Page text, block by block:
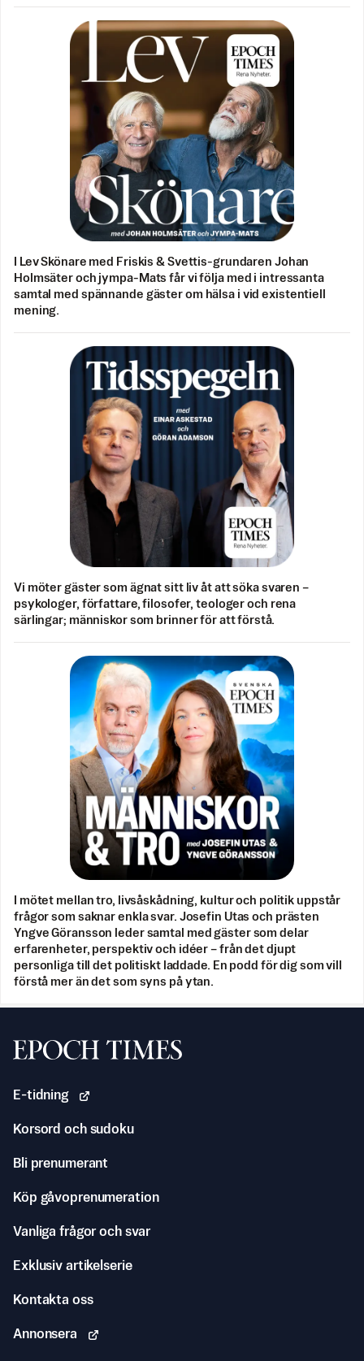
I Lev Skönare med Friskis & Svettis-grundaren Johan
Holmsäter och jympa-Mats får vi följa med i intressanta
samtal med spännande gäster om hälsa i vid existentiell
mening.
Vi möter gäster som ägnat sitt liv åt att söka svaren –
psykologer, författare, filosofer, teologer och rena
särlingar; människor som brinner för att förstå.
I mötet mellan tro, livsåskådning, kultur och politik uppstår
frågor som saknar enkla svar. Josefin Utas och prästen
Yngve Göransson leder samtal med gäster som delar
erfarenheter, perspektiv och idéer – från det djupt
personliga till det politiskt laddade. En podd för dig som vill
förstå mer än det som syns på ytan.
Svenska Epoch Times
E-tidning
Korsord och sudoku
Bli prenumerant
Köp gåvoprenumeration
Vanliga frågor och svar
Exklusiv artikelserie
Kontakta oss
Annonsera